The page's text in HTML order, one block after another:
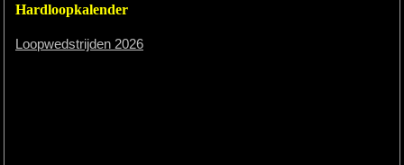
Hardloopkalender
Loopwedstrijden 2026